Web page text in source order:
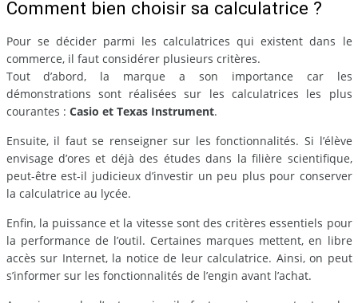
Comment bien choisir sa calculatrice ?
Pour se décider parmi les calculatrices qui existent dans le
commerce, il faut considérer plusieurs critères.
Tout d’abord, la marque a son importance car les
démonstrations sont réalisées sur les calculatrices les plus
courantes : Casio et Texas Instrument.
Ensuite, il faut se renseigner sur les fonctionnalités. Si l’élève
envisage d’ores et déjà des études dans la filière scientifique,
peut-être est-il judicieux d’investir un peu plus pour conserver
la calculatrice au lycée.
Enfin, la puissance et la vitesse sont des critères essentiels pour
la performance de l’outil. Certaines marques mettent, en libre
accès sur Internet, la notice de leur calculatrice. Ainsi, on peut
s’informer sur les fonctionnalités de l’engin avant l’achat.